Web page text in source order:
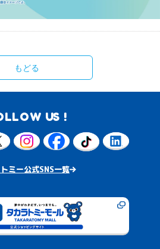
もどる
US !
ミー公式SNS一覧